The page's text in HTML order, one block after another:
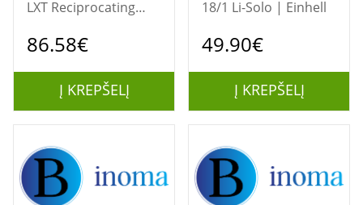
LXT Reciprocating
Charger Not Included,
86.58€
Į KREPŠELĮ
18/1 Li-Solo | Einhell
49.90€
Į KREPŠELĮ